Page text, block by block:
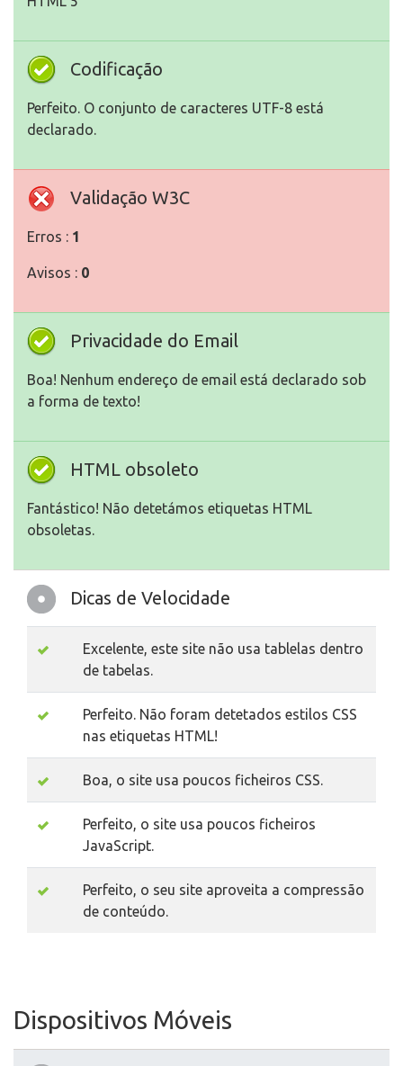
Codificação
Perfeito. O conjunto de caracteres UTF-8 está
declarado.
Validação W3C
Erros : 1
Avisos : 0
Privacidade do Email
Boa! Nenhum endereço de email está declarado sob
a forma de texto!
HTML obsoleto
Fantástico! Não detetámos etiquetas HTML
obsoletas.
Dicas de Velocidade
Excelente, este site não usa tablelas dentro
de tabelas.
Perfeito. Não foram detetados estilos CSS
nas etiquetas HTML!
Boa, o site usa poucos ficheiros CSS.
Perfeito, o site usa poucos ficheiros
JavaScript.
Perfeito, o seu site aproveita a compressão
de conteúdo.
Dispositivos Móveis